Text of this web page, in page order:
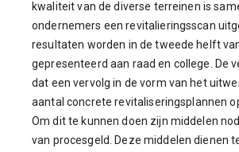
kwaliteit van de diverse terreinen is
ondernemers een revitalieringsscan
resultaten worden in de tweede helft
gepresenteerd aan raad en college. De
dat een vervolg in de vorm van het
aantal concrete revitaliseringsplannen
Om dit te kunnen doen zijn middelen
van procesgeld. Deze middelen dienen